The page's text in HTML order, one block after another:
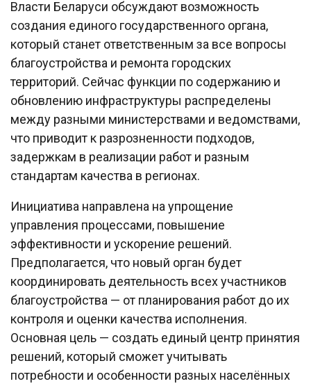
Власти Беларуси обсуждают возможность
создания единого государственного органа,
который станет ответственным за все вопросы
благоустройства и ремонта городских
территорий. Сейчас функции по содержанию и
обновлению инфраструктуры распределены
между разными министерствами и ведомствами,
что приводит к разрозненности подходов,
задержкам в реализации работ и разным
стандартам качества в регионах.
Инициатива направлена на упрощение
управления процессами, повышение
эффективности и ускорение решений.
Предполагается, что новый орган будет
координировать деятельность всех участников
благоустройства — от планирования работ до их
контроля и оценки качества исполнения.
Основная цель — создать единый центр принятия
решений, который сможет учитывать
потребности и особенности разных населённых